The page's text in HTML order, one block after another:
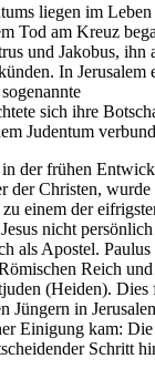
liegen im
Tod am Kreuz
und Jakobus, ihn
In Jerusalem
sich ihre
Judentum
der frühen
der Christen, wurde
einem der
nicht
als Apostel.
Reich
(Heiden). Dies
Jüngern in
Einigung kam:
Schritt